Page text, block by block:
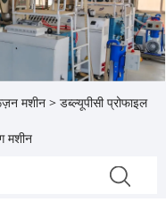
मशीन > डब्ल्यूपीसी प्रोफाइल
मशीन